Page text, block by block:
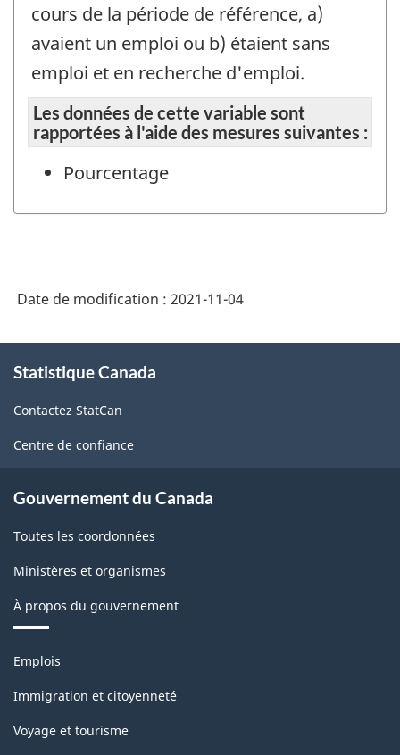
cours de la période de référence, a)
avaient un emploi ou b) étaient sans
emploi et en recherche d'emploi.
Les données de cette variable sont
rapportées à l'aide des mesures suivantes :
Pourcentage
Date de modification : 2021-11-04
propos
ce
site
Statistique Canada
Contactez StatCan
Centre de confiance
Gouvernement du Canada
Toutes les coordonnées
Ministères et organismes
À propos du gouvernement
Thèmes
sujets
Emplois
Immigration et citoyenneté
Voyage et tourisme